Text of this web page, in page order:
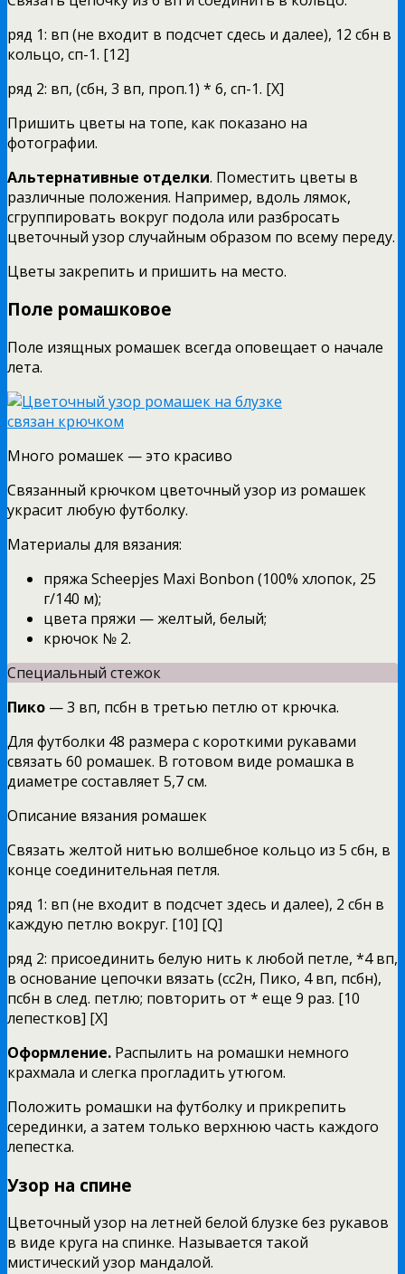
ряд 1: вп (не входит в подсчет сдесь и далее), 12 сбн в
кольцо, сп-1. [12]
ряд 2: вп, (сбн, 3 вп, проп.1) * 6, сп-1. [X]
Пришить цветы на топе, как показано на
фотографии.
Альтернативные отделки. Поместить цветы в
различные положения. Например, вдоль лямок,
сгруппировать вокруг подола или разбросать
цветочный узор случайным образом по всему переду.
Цветы закрепить и пришить на место.
Поле ромашковое
Поле изящных ромашек всегда оповещает о начале
лета.
Много ромашек — это красиво
Связанный крючком цветочный узор из ромашек
украсит любую футболку.
Материалы для вязания:
пряжа Scheepjes Maxi Bonbon (100% хлопок, 25
г/140 м);
цвета пряжи — желтый, белый;
крючок № 2.
Специальный стежок
Пико — 3 вп, псбн в третью петлю от крючка.
Для футболки 48 размера с короткими рукавами
связать 60 ромашек. В готовом виде ромашка в
диаметре составляет 5,7 см.
Описание вязания ромашек
Связать желтой нитью волшебное кольцо из 5 сбн, в
конце соединительная петля.
ряд 1: вп (не входит в подсчет здесь и далее), 2 сбн в
каждую петлю вокруг. [10] [Q]
ряд 2: присоединить белую нить к любой петле, *4 вп,
в основание цепочки вязать (сс2н, Пико, 4 вп, псбн),
псбн в след. петлю; повторить от * еще 9 раз. [10
лепестков] [X]
Оформление. Распылить на ромашки немного
крахмала и слегка прогладить утюгом.
Положить ромашки на футболку и прикрепить
серединки, а затем только верхнюю часть каждого
лепестка.
Узор на спине
Цветочный узор на летней белой блузке без рукавов
в виде круга на спинке. Называется такой
мистический узор мандалой.